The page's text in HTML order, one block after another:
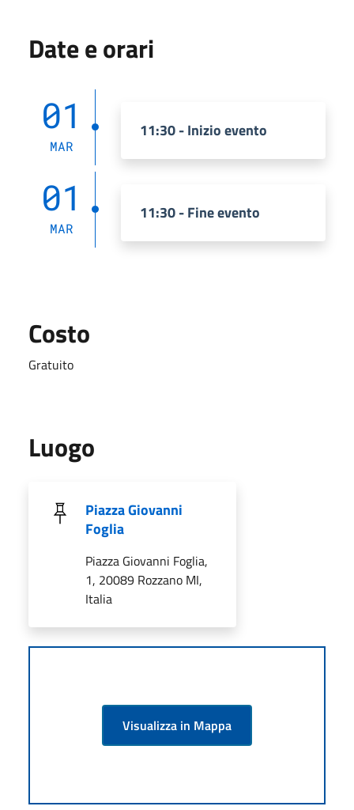
Date e orari
01
MAR
11:30 - Inizio evento
01
MAR
11:30 - Fine evento
Costo
Gratuito
Luogo
Piazza Giovanni
Foglia
Piazza Giovanni Foglia,
1, 20089 Rozzano MI,
Italia
Visualizza in Mappa